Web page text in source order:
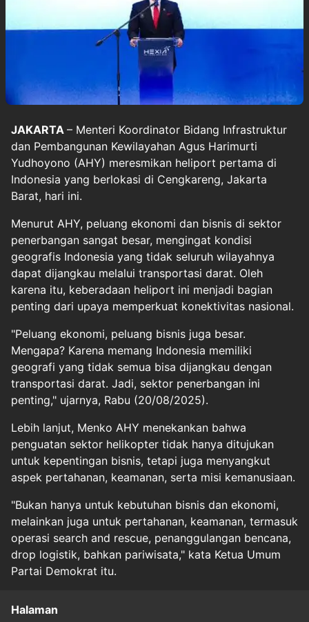
JAKARTA – Menteri Koordinator Bidang Infrastruktur
dan Pembangunan Kewilayahan Agus Harimurti
Yudhoyono (AHY) meresmikan heliport pertama di
Indonesia yang berlokasi di Cengkareng, Jakarta
Barat, hari ini.
Menurut AHY, peluang ekonomi dan bisnis di sektor
penerbangan sangat besar, mengingat kondisi
geografis Indonesia yang tidak seluruh wilayahnya
dapat dijangkau melalui transportasi darat. Oleh
karena itu, keberadaan heliport ini menjadi bagian
penting dari upaya memperkuat konektivitas nasional.
"Peluang ekonomi, peluang bisnis juga besar.
Mengapa? Karena memang Indonesia memiliki
geografi yang tidak semua bisa dijangkau dengan
transportasi darat. Jadi, sektor penerbangan ini
penting," ujarnya, Rabu (20/08/2025).
Lebih lanjut, Menko AHY menekankan bahwa
penguatan sektor helikopter tidak hanya ditujukan
untuk kepentingan bisnis, tetapi juga menyangkut
aspek pertahanan, keamanan, serta misi kemanusiaan.
"Bukan hanya untuk kebutuhan bisnis dan ekonomi,
melainkan juga untuk pertahanan, keamanan, termasuk
operasi search and rescue, penanggulangan bencana,
drop logistik, bahkan pariwisata," kata Ketua Umum
Partai Demokrat itu.
Halaman